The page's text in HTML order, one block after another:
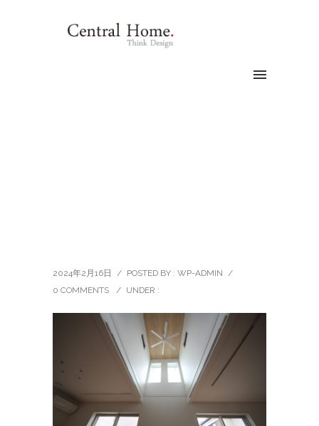
2024年2月16日 / POSTED BY : WP-ADMIN /
0 COMMENTS
/ UNDER :